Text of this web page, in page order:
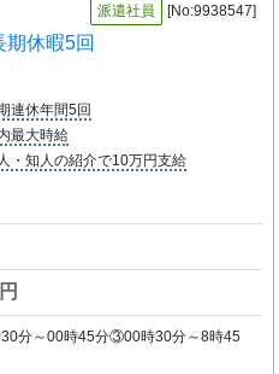
派遣社員 [No:9938547]
休暇5回
連休年間5回
最大時給
・知人の紹介で10万円支給
分～00時45分③00時30分～8時45